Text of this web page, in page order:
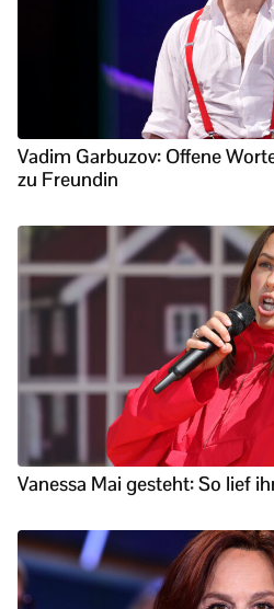
Vadim Garbuzov: Offene
zu Freundin
Vanessa Mai gesteht: So lief